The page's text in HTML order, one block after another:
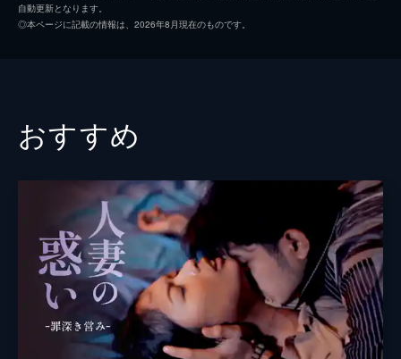
自動更新となります。
◎本ページに記載の情報は、2026年8月現在のものです。
おすすめ